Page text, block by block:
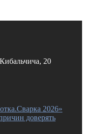
20
2026»
доверять